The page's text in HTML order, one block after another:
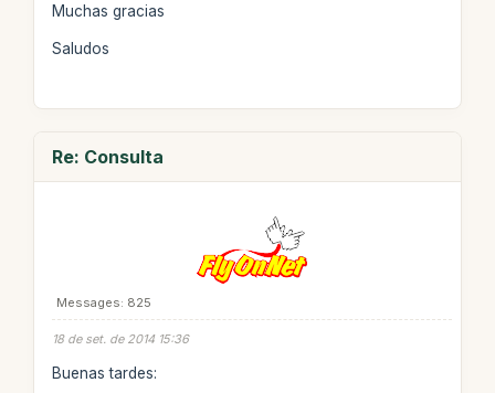
Muchas gracias
Saludos
Re: Consulta
Messages: 825
18 de set. de 2014 15:36
Buenas tardes: